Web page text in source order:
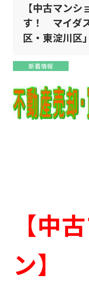
【中古マン
す！ マイダ
区・東淀川区」
新着情報
【中
ン】